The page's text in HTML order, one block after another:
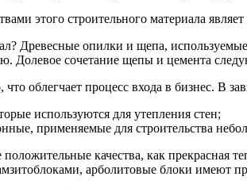
этого строительного материала
Древесные опилки и щепа,
Долевое сочетание щепы и цемента
облегчает процесс входа в бизнес. В
используются для утепления стен;
применяемые для строительства
качества, как прекрасная
арболитовые блоки имеют